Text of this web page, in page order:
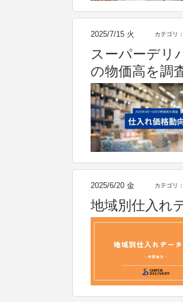
2025/7/15 火 カテゴリ：
スーパーデリ
の物価高を調
2025/6/20 金 カテゴリ：
地域別仕入れ